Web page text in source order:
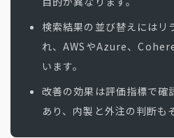
検索結果の並び替えにはリ
れ、AWSやAzure、
います。
改善の効果は評価指標で確
あり、内製と外注の判断も